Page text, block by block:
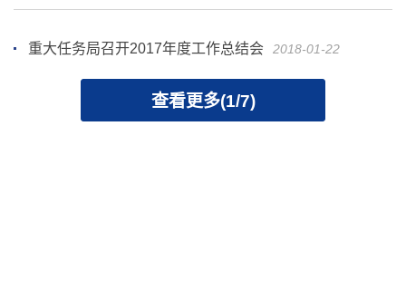
重大任务局召开2017年度工作总结会 2018-01-22
查看更多(1/7)